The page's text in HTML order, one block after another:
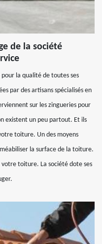
de la société
pour la qualité de toutes ses
par des artisans spécialisés en
sur les zingueries pour
existent un peu partout. Et ils
toiture. Un des moyens
la surface de la toiture.
toiture. La société dote ses